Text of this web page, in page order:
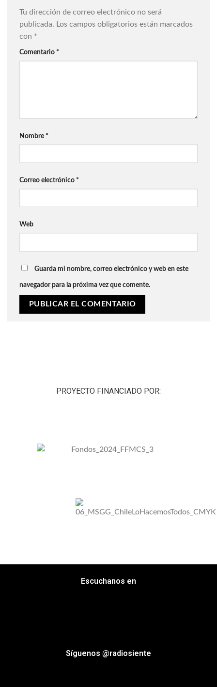
Tu dirección de correo electrónico no será
publicada. Los campos obligatorios están marcados
con *
Comentario *
Nombre *
Correo electrónico *
Web
Guarda mi nombre, correo electrónico y web en este
navegador para la próxima vez que comente.
PROYECTO FINANCIADO POR:
Escuchanos en
Síguenos @radiosiente